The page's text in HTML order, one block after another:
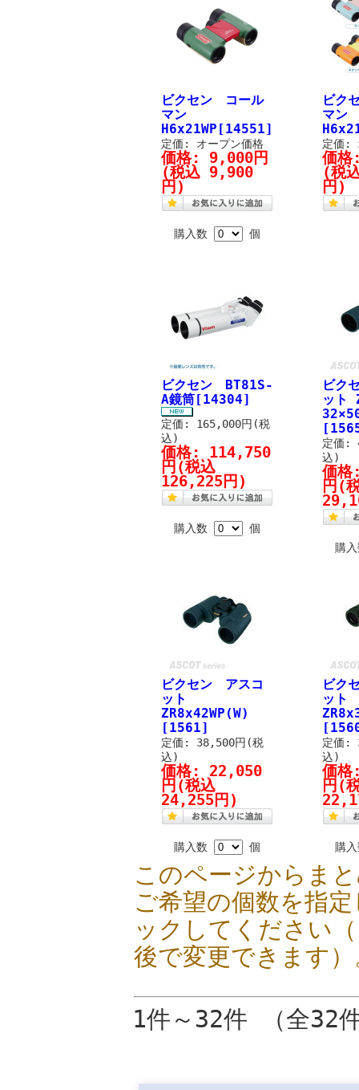
ビクセン コール
マン
H6x21WP[14551]
定価: オープン価格
価格: 9,000円
(税込 9,900
円)
購入数 個
ビク
マン
定価:
価
(税
円)
ビクセン BT81S-
A鏡筒[14304]
定価: 165,000円(税
込)
価格: 114,750
円 (税込
126,225円)
購入数 個
ビク
ット
定価:
込)
価
円 (
購
ビクセン アスコ
ット
ZR8x42WP(W)
[1561]
定価: 38,500円(税
込)
価格: 22,050
円 (税込
24,255円)
購入数 個
ビク
ット
定価:
込)
価
円 (
購
このページからま
ご希望の個数を指
ックしてください
後で変更できます
1件～32件 （全32